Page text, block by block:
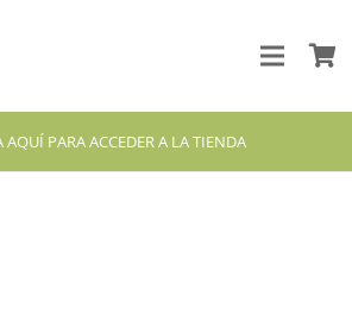
AQUÍ PARA ACCEDER A LA TIENDA